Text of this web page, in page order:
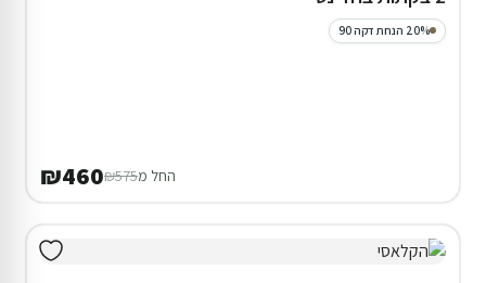
20% הנחת דקה 90
החל מ₪575
₪460